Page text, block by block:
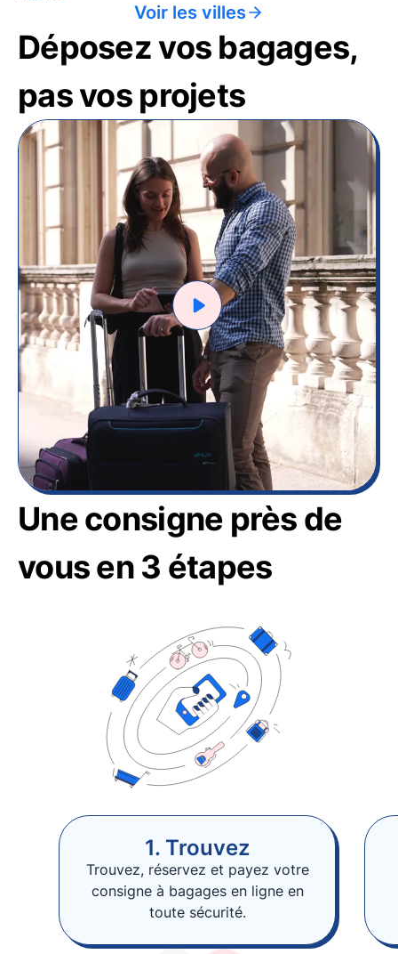
Voir les villes
Déposez vos bagages,
pas vos projets
Une consigne près de
vous en 3 étapes
1. Trouvez
Trouvez, réservez et payez votre
consigne à bagages en ligne en
toute sécurité.